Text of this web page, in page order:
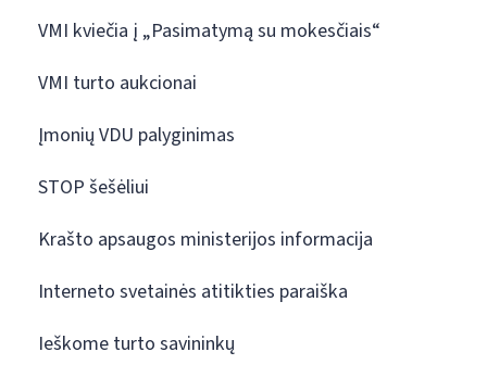
VMI kviečia į „Pasimatymą su mokesčiais“
VMI turto aukcionai
Įmonių VDU palyginimas
STOP šešėliui
Krašto apsaugos ministerijos informacija
Interneto svetainės atitikties paraiška
Ieškome turto savininkų